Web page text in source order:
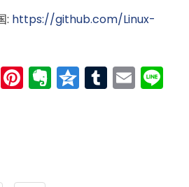
: https://github.com/Linux-
WeChat
Pinterest
Evernote
Qzone
Tumblr